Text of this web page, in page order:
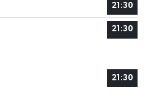
21:30
21:30
21:30